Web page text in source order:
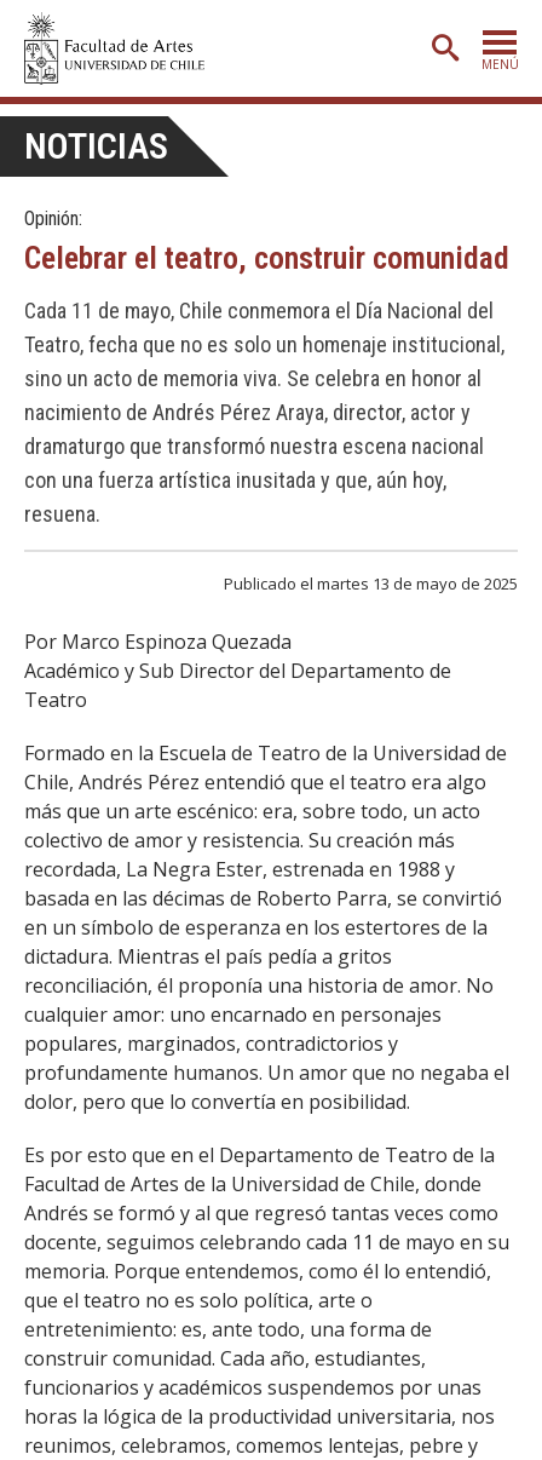
MENÚ
ADMISIÓN
CARRERAS
POSTGRADO
CREACIÓNE INVESTIGACIÓN
BIBLIOTECA
FACULTAD
Académicas/os
NOTICIAS
Opinión:
Celebrar el teatro, construir comunidad
Cada 11 de mayo, Chile conmemora el Día Nacional del
Teatro, fecha que no es solo un homenaje institucional,
sino un acto de memoria viva. Se celebra en honor al
nacimiento de Andrés Pérez Araya, director, actor y
dramaturgo que transformó nuestra escena nacional
con una fuerza artística inusitada y que, aún hoy,
resuena.
Publicado el martes 13 de mayo de 2025
Por Marco Espinoza Quezada
Académico y Sub Director del Departamento de
Teatro
Formado en la Escuela de Teatro de la Universidad de
Chile, Andrés Pérez entendió que el teatro era algo
más que un arte escénico: era, sobre todo, un acto
colectivo de amor y resistencia. Su creación más
recordada, La Negra Ester, estrenada en 1988 y
basada en las décimas de Roberto Parra, se convirtió
en un símbolo de esperanza en los estertores de la
dictadura. Mientras el país pedía a gritos
reconciliación, él proponía una historia de amor. No
cualquier amor: uno encarnado en personajes
populares, marginados, contradictorios y
profundamente humanos. Un amor que no negaba el
dolor, pero que lo convertía en posibilidad.
Es por esto que en el Departamento de Teatro de la
Facultad de Artes de la Universidad de Chile, donde
Andrés se formó y al que regresó tantas veces como
docente, seguimos celebrando cada 11 de mayo en su
memoria. Porque entendemos, como él lo entendió,
que el teatro no es solo política, arte o
entretenimiento: es, ante todo, una forma de
construir comunidad. Cada año, estudiantes,
funcionarios y académicos suspendemos por unas
horas la lógica de la productividad universitaria, nos
reunimos, celebramos, comemos lentejas, pebre y